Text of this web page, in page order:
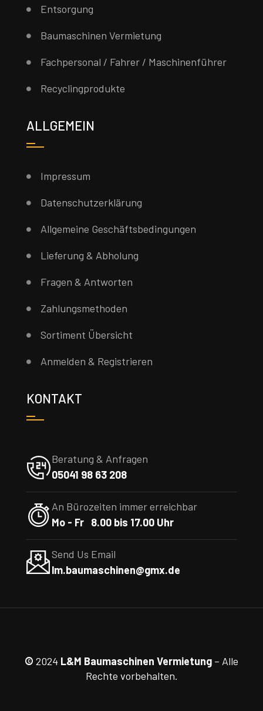
Entsorgung
Baumaschinen Vermietung
Fachpersonal / Fahrer / Maschinenführer
Recyclingprodukte
ALLGEMEIN
Impressum
Datenschutzerklärung
Allgemeine Geschäftsbedingungen
Lieferung & Abholung
Fragen & Antworten
Zahlungsmethoden
Sortiment Übersicht
Anmelden & Registrieren
KONTAKT
Beratung & Anfragen
05041 98 63 208
An Bürozeiten immer erreichbar
Mo - Fr 8.00 bis 17.00 Uhr
Send Us Email
lm.baumaschinen@gmx.de
© 2024 L&M Baumaschinen Vermietung – Alle
Rechte vorbehalten.